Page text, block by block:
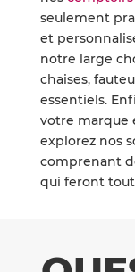
seulement
et
notre large
chaises,
essentiels.
votre marque
explorez nos
comprenant
qui feront